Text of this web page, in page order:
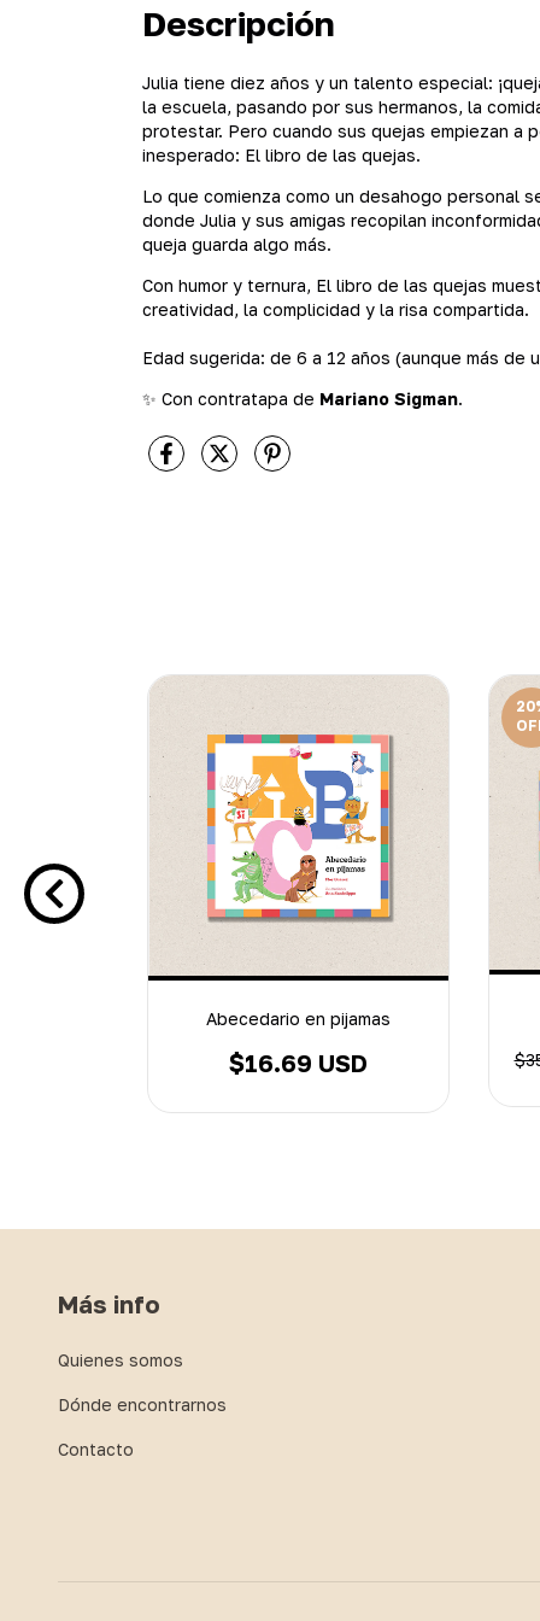
Descripción
Julia tiene diez años y un talento especial:
la escuela, pasando por sus hermanos, la
protestar. Pero cuando sus quejas empiezan a
inesperado: El libro de las quejas.
Lo que comienza como un desahogo personal
donde Julia y sus amigas recopilan
queja guarda algo más.
Con humor y ternura, El libro de las quejas
creatividad, la complicidad y la risa compartida.
Edad sugerida: de 6 a 12 años (aunque más
✨ Con contratapa de Mariano Sigman.
Abecedario en pijamas
$16.69 USD
20
Más info
Quienes somos
Dónde encontrarnos
Contacto